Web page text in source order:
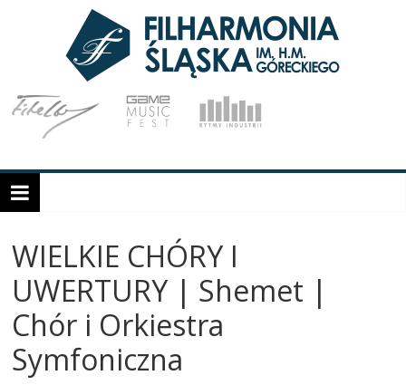
WIELKIE CHÓRY I
UWERTURY | Shemet |
Chór i Orkiestra
Symfoniczna